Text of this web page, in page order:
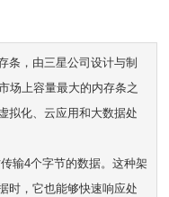
条，由三星公司设计与制
场上容量最大的内存条之
拟化、云应用和大数据处
输4个字节的数据。这种架
时，它也能够快速响应处